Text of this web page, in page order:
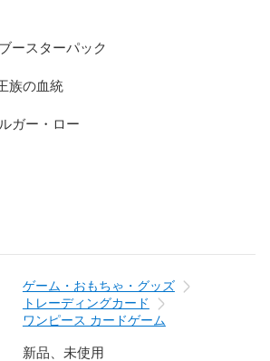
ースターパック
族の血統
ガー・ロー
ゲーム・おもちゃ・グッズ
トレーディングカード
ワンピース カードゲーム
新品、未使用